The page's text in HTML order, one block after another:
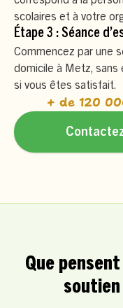
scolaires et à votre
Étape 3 : Séance
Commencez par une
domicile à Metz, sans
si vous êtes satisfait.
+ de 120
Que
soutien